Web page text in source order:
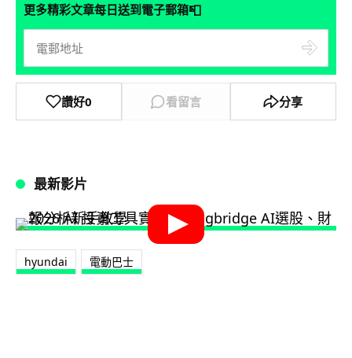
更多精彩文章每日送到電子郵箱📮
讚好0 看留言 分享
最新影片
hyundai 電動巴士